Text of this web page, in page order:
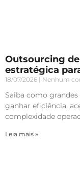
Outsourcing
estratégica
18/07/2026 Nenhum
Saiba como
ganhar eficiência,
complexidade
Leia mais »